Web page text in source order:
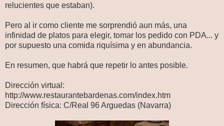
relucientes que estaban).
Pero al ir como cliente me sorprendió aun más, una
infinidad de platos para elegir, tomar los pedido con PDA... y
por supuesto una comida riquísima y en abundancia.
En resumen, que habrá que repetir lo antes posible.
Dirección virtual:
http://www.restaurantebardenas.com/index.htm
Dirección física: C/Real 96 Arguedas (Navarra)